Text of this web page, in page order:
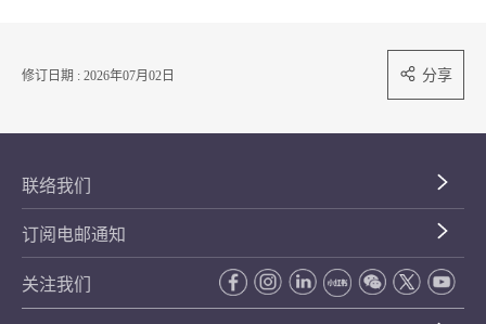
修订日期 : 2026年07月02日 分享
联络我们
订阅电邮通知
关注我们